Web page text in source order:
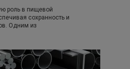
роль в пищевой
сохранность и
Одним из